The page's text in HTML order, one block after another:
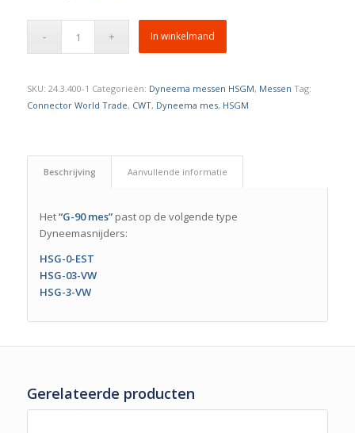
In winkelmand
SKU: 24.3.400-1 Categorieën: Dyneema messen HSGM, Messen Tag:
Connector World Trade, CWT, Dyneema mes, HSGM
Beschrijving Aanvullende informatie
Het“G-90 mes”past op de volgende type
Dyneemasnijders:
HSG-0-EST
HSG-03-VW
HSG-3-VW
Gerelateerde producten